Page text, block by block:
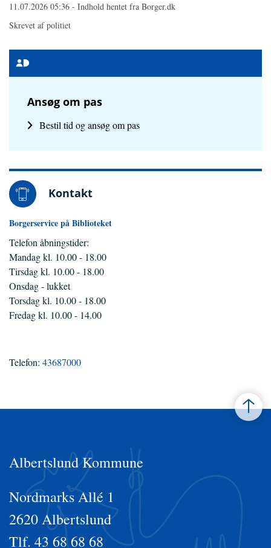
11.07.2026 05:36 - Indhold hentet fra Borger.dk
Skrevet af politiet
Ikon
Ansøg om pas
Bestil tid og ansøg om pas
Kontakt
Borgerservice på Biblioteket
Telefon åbningstider:
Mandag kl. 10.00 - 18.00
Tirsdag kl. 10.00 - 18.00
Onsdag - lukket
Torsdag kl. 10.00 - 18.00
Fredag kl. 10.00 - 14.00
Telefon: 43687000
Albertslund Kommune
Nordmarks Allé 1
2620 Albertslund
Tlf. 43 68 68 68